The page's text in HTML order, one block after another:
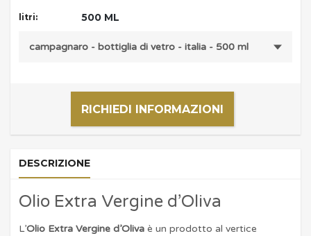
litri: 500 ML
RICHIEDI INFORMAZIONI
DESCRIZIONE
Olio Extra Vergine d’Oliva
L’Olio Extra Vergine d’Oliva è un prodotto al vertice